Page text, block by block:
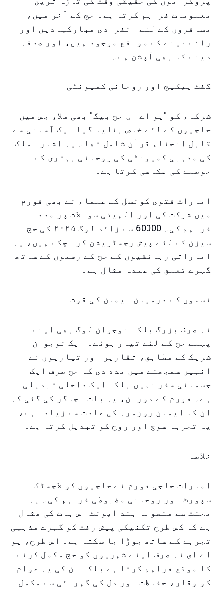
معلومات فراہم کرتا ہے۔ حج کے آخر میں،
مسافروں کے لئے انفرادی مبارکبادیں اور
رائے دینے کے مواقع موجود ہیں، اور صدقہ
دینے کا بھی آپشن ہے۔
گفٹ پیکیج اور روحانی کمیونٹی
شرکاء کو "یو اے ای حج بیگ" بھی ملا، جس میں
حاجیوں کے لئے خاص بنایا گیا ایک آسانی سے
قابل انحناء قرآن شامل تھا۔ یہ اشارہ ملک
کی مذہبی کمیونٹی کی روحانی بہتری کے
حوصلے کی عکاسی کرتا ہے۔
امارات فتویٰ کونسل کے علماء نے بھی فورم
میں شرکت کی اور الہیتی سوالات پر مدد
فراہم کی۔ 60000 سے زائد لوگ ۲۰۲۵ کی حج
سیزن کے لئے پیش رجسٹریشن کرا چکے ہیں، یہ
اماراتی رہائشیوں کے حج کے رسموں کے ساتھ
گہرے تعلق کی عمدہ مثال ہے۔
نسلوں کے درمیان ایمان کی قوت
نہ صرف بزرگ بلکہ نوجوان لوگ بھی اپنے
پہلے حج کے لئے تیار ہوئے۔ ایک نوجوان
شریک کے مطابق، تقاریر اور تیاریوں نے
انہیں سمجھنے میں مدد دی کہ حج صرف ایک
جسمانی سفر نہیں بلکہ ایک داخلی تبدیلی
ہے۔ فورم کے دوران، یہ بات اجاگر کی گئی کہ
ان کا ایمان روزمرہ کی عادت سے زیادہ ہے،
یہ تجربہ سوچ اور روح کو تبدیل کرتا ہے۔
خلاصہ
امارات حاجی فورم نے حاجیوں کو لاجسٹک
سپورٹ اور روحانی مضبوطی فراہم کی۔ یہ
محنت سے منصوبہ بند ایونٹ اس بات کی مثال
ہے کہ کس طرح تکنیکی پیش رفت کو گہرے مذہبی
تجربے کے ساتھ جوڑا جا سکتا ہے۔ اس طرح، یو
اے ای نہ صرف اپنے شہریوں کو حج مکمل کرنے
کا موقع فراہم کرتا ہے بلکہ ان کی یہ عوام
کو وقار، حفاظت اور دل کی گہرائی سے مکمل